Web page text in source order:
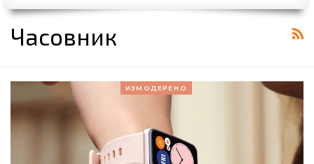
Часовник
ИЗМОДЕРЕНО